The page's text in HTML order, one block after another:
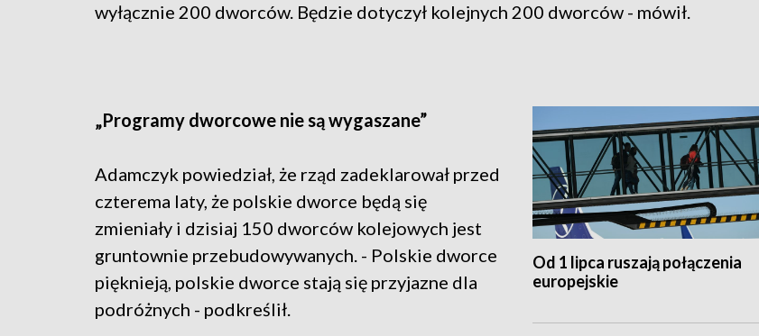
wyłącznie 200 dworców. Będzie dotyczył kolejnych 200 dworców - mówił.
Od 1 lipca ruszają połączenia
europejskie
„Programy dworcowe nie są wygaszane”
Adamczyk powiedział, że rząd zadeklarował przed
czterema laty, że polskie dworce będą się
zmieniały i dzisiaj 150 dworców kolejowych jest
gruntownie przebudowywanych. - Polskie dworce
pięknieją, polskie dworce stają się przyjazne dla
podróżnych - podkreślił.